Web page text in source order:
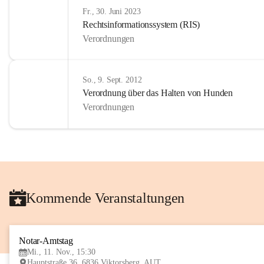
Fr., 30. Juni 2023
Rechtsinformationssystem (RIS)
Verordnungen
So., 9. Sept. 2012
Verordnung über das Halten von Hunden
Verordnungen
Kommende Veranstaltungen
Notar-Amtstag
Mi., 11. Nov., 15:30